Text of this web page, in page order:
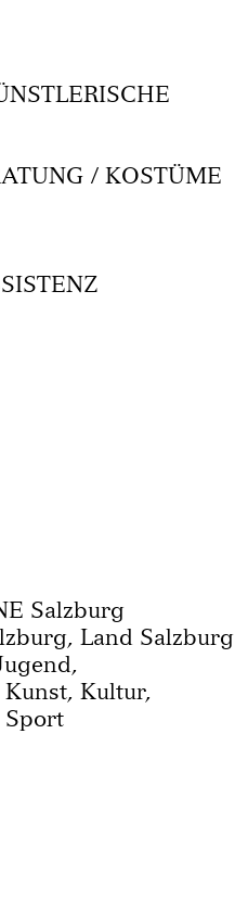
/ KOSTÜME
Salzburg
Land Salzburg
Kultur,